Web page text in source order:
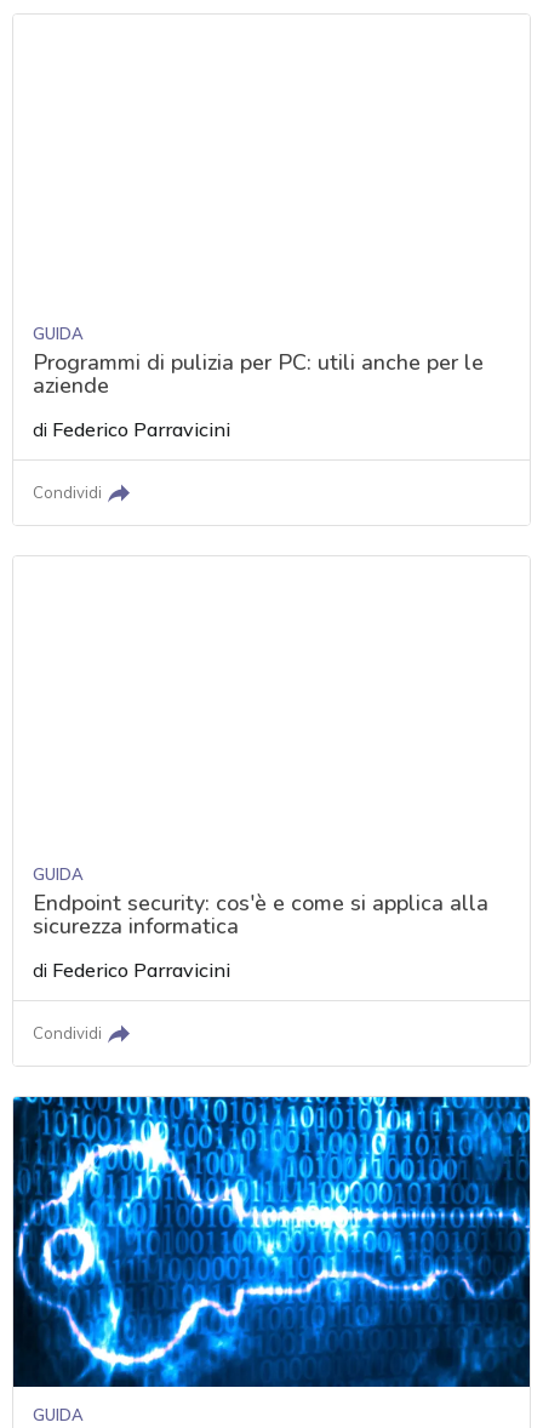
GUIDA
Programmi di pulizia per PC: utili anche per le
aziende
di Federico Parravicini
Condividi
GUIDA
Endpoint security: cos'è e come si applica alla
sicurezza informatica
di Federico Parravicini
Condividi
GUIDA